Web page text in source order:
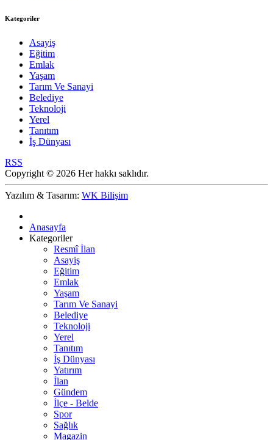
Kategoriler
Asayiş
Eğitim
Emlak
Yaşam
Tarım Ve Sanayi
Belediye
Teknoloji
Yerel
Tanıtım
İş Dünyası
RSS
Copyright © 2026 Her hakkı saklıdır.
Yazılım & Tasarım: WK Bilişim
Anasayfa
Kategoriler
Resmî İlan
Asayiş
Eğitim
Emlak
Yaşam
Tarım Ve Sanayi
Belediye
Teknoloji
Yerel
Tanıtım
İş Dünyası
Yatırım
İlan
Gündem
İlçe - Belde
Spor
Sağlık
Magazin